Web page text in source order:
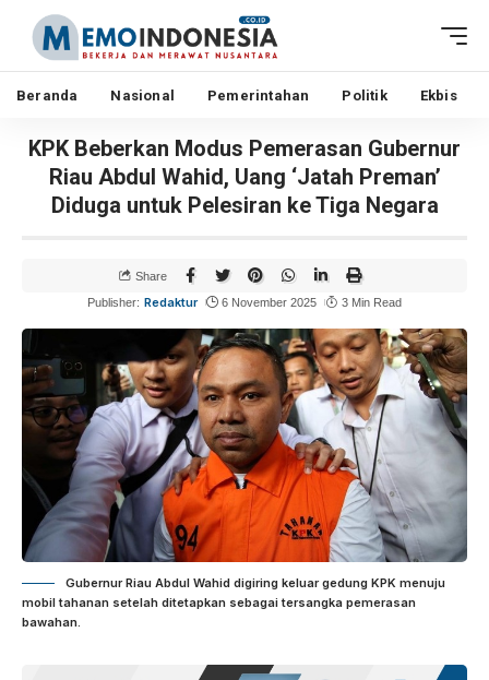
Beranda Nasional Pemerintahan Politik Ekbis
KPK Beberkan Modus Pemerasan Gubernur
Riau Abdul Wahid, Uang ‘Jatah Preman’
Diduga untuk Pelesiran ke Tiga Negara
Publisher: Redaktur 6 November 2025 3 Min Read
Share
Gubernur Riau Abdul Wahid digiring keluar gedung KPK menuju
mobil tahanan setelah ditetapkan sebagai tersangka pemerasan
bawahan.